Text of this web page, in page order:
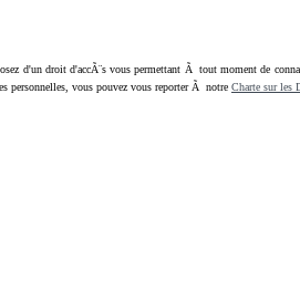
droit d'accÃ¨s vous permettant Ã tout moment de
personnelles, vous pouvez vous reporter Ã notre Charte sur les